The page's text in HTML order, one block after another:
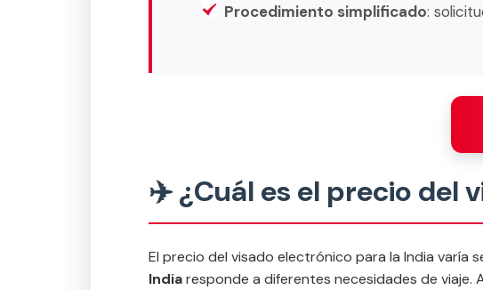
Procedimiento simplificado:
✈️ ¿Cuál es el precio del
El precio del visado electrónico para la India varía
Indiaresponde a diferentes necesidades de